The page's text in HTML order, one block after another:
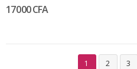
17 000 CFA
1 2 3